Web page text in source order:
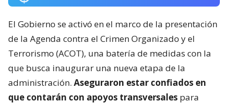
El Gobierno se activó en el marco de la presentación
de la Agenda contra el Crimen Organizado y el
Terrorismo (ACOT), una batería de medidas con la
que busca inaugurar una nueva etapa de la
administración. Aseguraron estar confiados en
que contarán con apoyos transversales para